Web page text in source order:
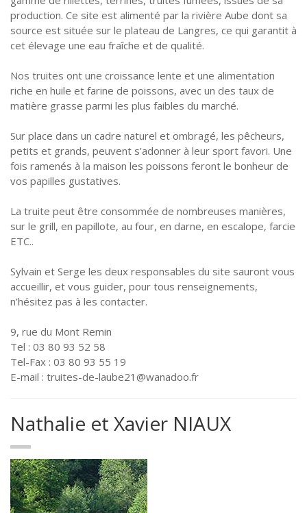
production. Ce site est alimenté par la rivière Aube dont sa
source est située sur le plateau de Langres, ce qui garantit à
cet élevage une eau fraîche et de qualité.
Nos truites ont une croissance lente et une alimentation
riche en huile et farine de poissons, avec un des taux de
matière grasse parmi les plus faibles du marché.
Sur place dans un cadre naturel et ombragé, les pêcheurs,
petits et grands, peuvent s’adonner à leur sport favori. Une
fois ramenés à la maison les poissons feront le bonheur de
vos papilles gustatives.
La truite peut être consommée de nombreuses manières,
sur le grill, en papillote, au four, en darne, en escalope, farcie
ETC..
Sylvain et Serge les deux responsables du site sauront vous
accueillir, et vous guider, pour tous renseignements,
n’hésitez pas à les contacter.
9, rue du Mont Remin
Tel : 03 80 93 52 58
Tel-Fax : 03 80 93 55 19
E-mail : truites-de-laube21@wanadoo.fr
Nathalie et Xavier NIAUX